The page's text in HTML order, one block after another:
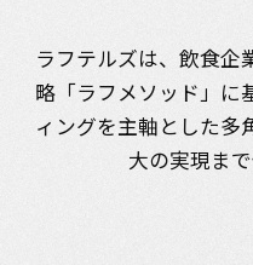
ラフテルズは、飲食企
略「ラフメソッド」に
ィングを主軸とした多
大の実現ま